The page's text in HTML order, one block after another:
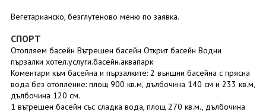
Вегетарианско, безглутеново меню по заявка.
СПОРТ
Отопляем басейн Вътрешен басейн Открит басейн Водни
пързалки хотел.услуги.басейн.аквапарк
Коментари към басейна и пързалките: 2 външни басейна с прясна
вода без отопление: площ 900 кв.м, дълбочина 140 см и 233 кв.м,
дълбочина 120 см.
1 вътрешен басейн със сладка вода, площ 270 кв.м., дълбочина